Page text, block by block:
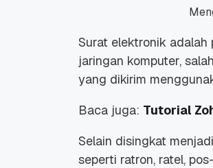
Surat elektronik
jaringan komputer,
yang dikirim
Baca juga: Tutorial
Selain disingkat
seperti ratron, ratel,